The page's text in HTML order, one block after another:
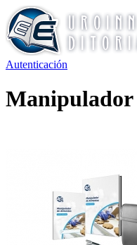
Autenticación
Manipulador